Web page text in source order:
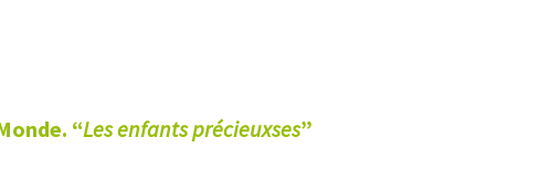
“Les enfants précieuxses”